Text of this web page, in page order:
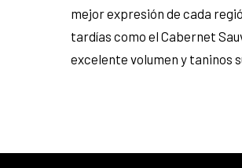
mejor expresión de cada
tardías como el Cabernet
excelente volumen y taninos